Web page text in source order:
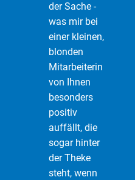
der Sache -
was mir bei
einer kleinen,
blonden
Mitarbeiterin
von Ihnen
besonders
positiv
auffällt, die
sogar hinter
der Theke
steht, wenn